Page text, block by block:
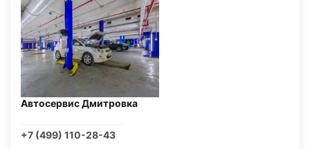
Автосервис Дмитровка
+7 (499) 110-28-43